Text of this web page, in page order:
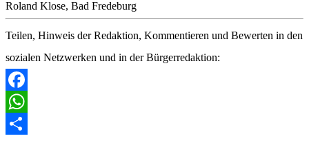
Roland Klose, Bad Fredeburg
Teilen, Hinweis der Redaktion, Kommentieren und Bewerten in den
sozialen Netzwerken und in der Bürgerredaktion:
Facebook
WhatsApp